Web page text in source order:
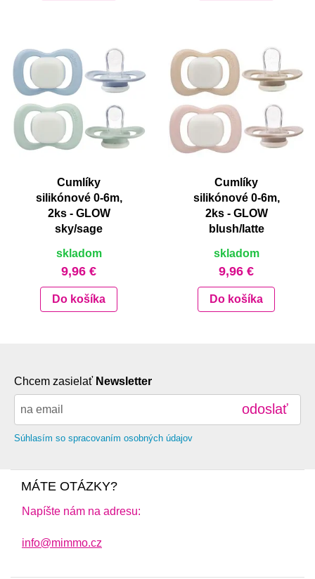
Cumlíky
silikónové 0-6m,
2ks - GLOW
sky/sage
skladom
9,96 €
Do košíka
Cumlíky
silikónové 0-6m,
2ks - GLOW
blush/latte
skladom
9,96 €
Do košíka
Chcem zasielať Newsletter
odoslať
Súhlasím so spracovaním osobných údajov
MÁTE OTÁZKY?
Napíšte nám na adresu:
info@mimmo.cz